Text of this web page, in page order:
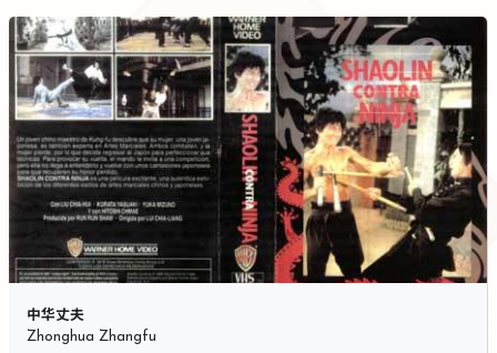
中华丈夫
Zhonghua Zhangfu